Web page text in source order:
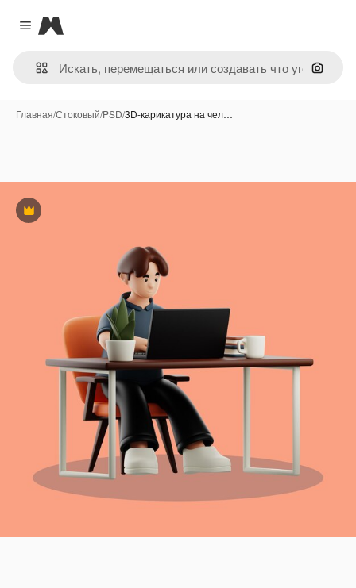
Close menu
Magnific
Поиск
Главная/Стоковый/PSD/3D-карикатура на чел…
Премиум